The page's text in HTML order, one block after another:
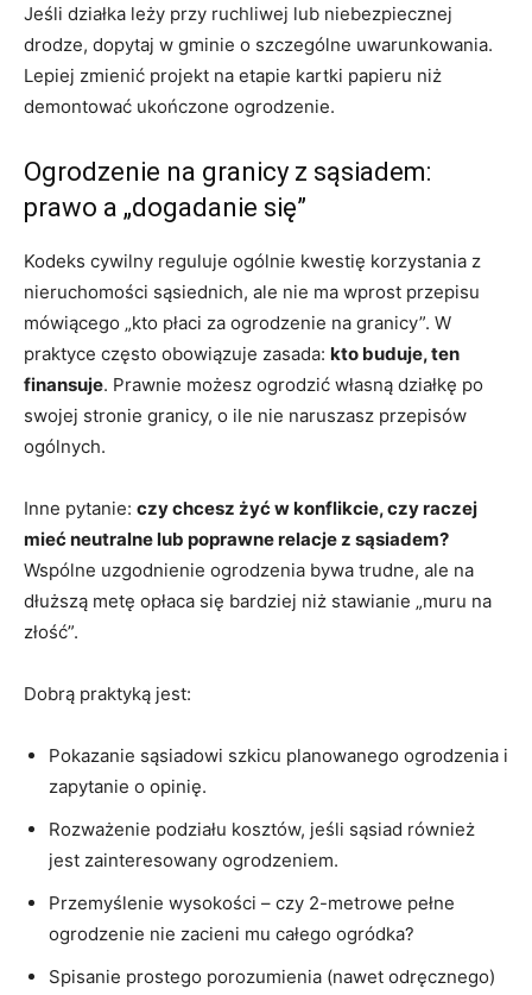
Jeśli działka leży przy ruchliwej lub niebezpiecznej
drodze, dopytaj w gminie o szczególne uwarunkowania.
Lepiej zmienić projekt na etapie kartki papieru niż
demontować ukończone ogrodzenie.
Ogrodzenie na granicy z sąsiadem:
prawo a „dogadanie się”
Kodeks cywilny reguluje ogólnie kwestię korzystania z
nieruchomości sąsiednich, ale nie ma wprost przepisu
mówiącego „kto płaci za ogrodzenie na granicy”. W
praktyce często obowiązuje zasada: kto buduje, ten
finansuje. Prawnie możesz ogrodzić własną działkę po
swojej stronie granicy, o ile nie naruszasz przepisów
ogólnych.
Inne pytanie: czy chcesz żyć w konflikcie, czy raczej
mieć neutralne lub poprawne relacje z sąsiadem?
Wspólne uzgodnienie ogrodzenia bywa trudne, ale na
dłuższą metę opłaca się bardziej niż stawianie „muru na
złość”.
Dobrą praktyką jest:
Pokazanie sąsiadowi szkicu planowanego ogrodzenia i
zapytanie o opinię.
Rozważenie podziału kosztów, jeśli sąsiad również
jest zainteresowany ogrodzeniem.
Przemyślenie wysokości – czy 2-metrowe pełne
ogrodzenie nie zacieni mu całego ogródka?
Spisanie prostego porozumienia (nawet odręcznego)